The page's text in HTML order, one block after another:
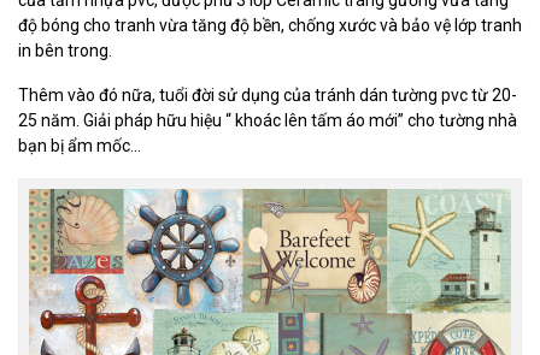
độ bóng cho tranh vừa tăng độ bền, chống xước và bảo vệ lớp tranh
in bên trong.
Thêm vào đó nữa, tuổi đời sử dụng của tránh dán tường pvc từ 20-
25 năm. Giải pháp hữu hiệu “ khoác lên tấm áo mới” cho tường nhà
bạn bị ẩm mốc…